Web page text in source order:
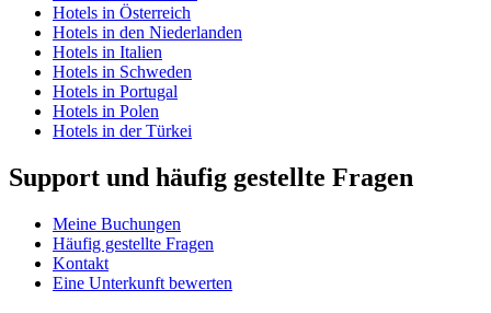
Hotels in Österreich
Hotels in den Niederlanden
Hotels in Italien
Hotels in Schweden
Hotels in Portugal
Hotels in Polen
Hotels in der Türkei
Support und häufig gestellte Fragen
Meine Buchungen
Häufig gestellte Fragen
Kontakt
Eine Unterkunft bewerten